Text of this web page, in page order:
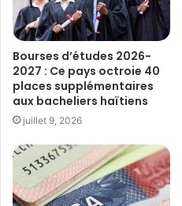
Bourses d’études 2026-
2027 : Ce pays octroie 40
places supplémentaires
aux bacheliers haïtiens
juillet 9, 2026